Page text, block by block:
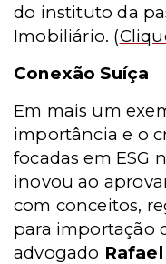
do instituto da
Imobiliário. (
Conexão Suíça
Em mais um
importância e o
focadas em ESG
inovou ao
com conceitos,
para importação
advogado